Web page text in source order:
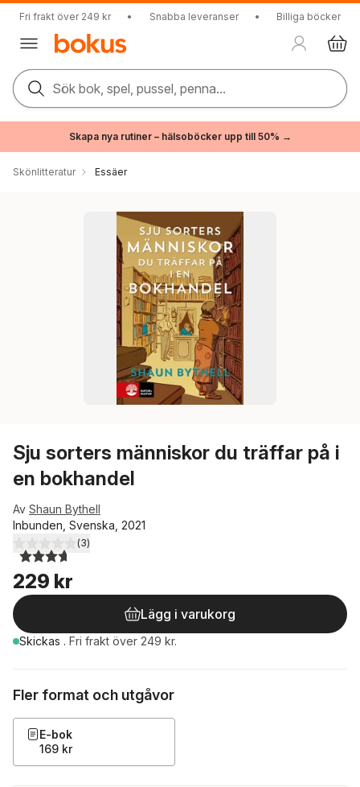
Fri frakt över 249 kr • Snabba leveranser • Billiga böcker
Sök bok, spel, pussel, penna...
Skapa nya rutiner – hälsoböcker upp till 50% →
Skönlitteratur Essäer
Sju sorters människor du träffar på i
en bokhandel
Av Shaun Bythell
Inbunden, Svenska, 2021
3,7utav 5 stjärnor. Totalt antal röster:
(3)
229 kr
Lägg i varukorg
Skickas . Fri frakt över 249 kr.
Fler format och utgåvor
E-bok
169 kr